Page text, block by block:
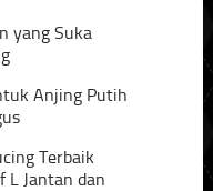
yang Suka
Anjing Putih
Terbaik
L Jantan dan